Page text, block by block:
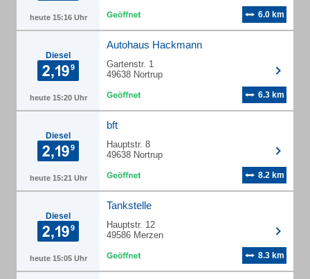
heute 15:16 Uhr 6.0 km
Diesel
heute 15:20 Uhr
Autohaus Hackmann
Gartenstr. 1
49638 Nortrup
6.3 km
Diesel
heute 15:21 Uhr
bft
Hauptstr. 8
49638 Nortrup
8.2 km
Diesel
heute 15:05 Uhr
Tankstelle
Hauptstr. 12
49586 Merzen
8.3 km